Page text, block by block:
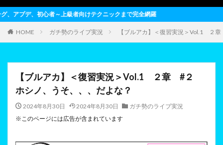
ックまで完全網羅
HOME ガチ勢のライブ実況 【ブルアカ】＜復習実況＞Vol.1 ２
【ブルアカ】＜復習実況＞Vol.1 ２章 #２
ホシノ、うそ、、、だよな？
2024年8月30日 2024年8月30日
ガチ勢のライブ実況
※このページには広告が含まれています